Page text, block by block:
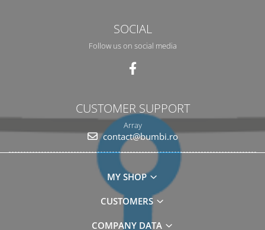
SOCIAL
Follow us on social media
CUSTOMER SUPPORT
Array
contact@bumbi.ro
MY SHOP
CUSTOMERS
COMPANY DATA